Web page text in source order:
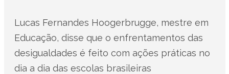
Lucas Fernandes Hoogerbrugge, mestre em
Educação, disse que o enfrentamentos das
desigualdades é feito com ações práticas no
dia a dia das escolas brasileiras